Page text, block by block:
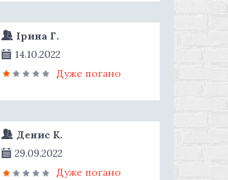
Ірина Г.
14.10.2022
Дуже погано
Денис К.
29.09.2022
Дуже погано